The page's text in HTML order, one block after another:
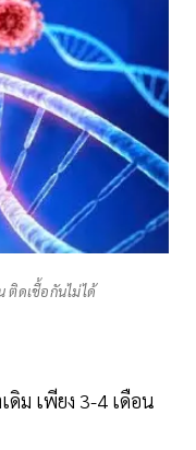
ติดเชื้อกันไม่ได้
ม เพียง 3-4 เดือน